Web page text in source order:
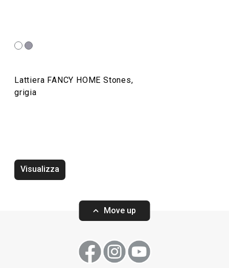
Lattiera FANCY HOME Stones,
grigia
Visualizza
Move up